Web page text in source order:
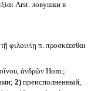
Arst. ловушки в
φιλοινίῃ π. προσκέεσθαι
ἀνδρῶν Hom.;
2)преисполненный,